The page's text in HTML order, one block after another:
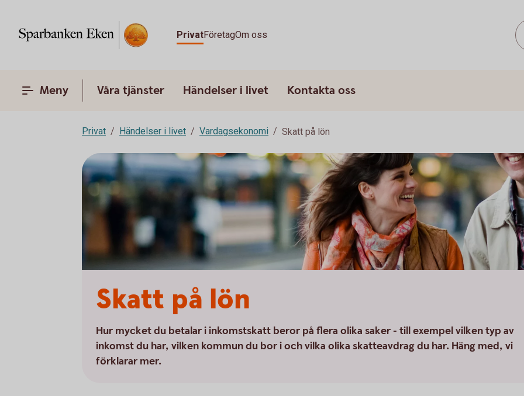
PrivatFöretagOm oss
Meny Våra tjänster Händelser i livet Kontakta oss
Privat Händelser i livet Vardagsekonomi Skatt på lön
Skatt på lön
Hur mycket du betalar i inkomstskatt beror på flera olika saker - till exempel vilken typ av
inkomst du har, vilken kommun du bor i och vilka olika skatteavdrag du har. Häng med, vi
förklarar mer.